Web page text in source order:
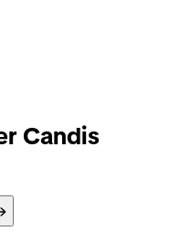
Candis